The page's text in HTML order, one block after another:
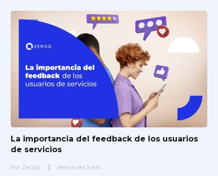
La importancia del feedback de los usuarios
de servicios
Por ZeroQ Menos de 3 min.